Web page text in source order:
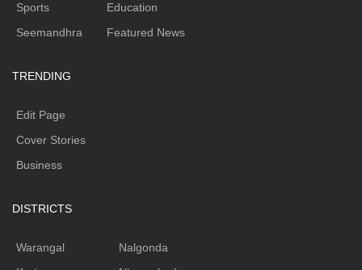
Sports
Seemandhra
Education
Featured News
TRENDING
Edit Page
Cover Stories
Business
DISTRICTS
Warangal
Nalgonda